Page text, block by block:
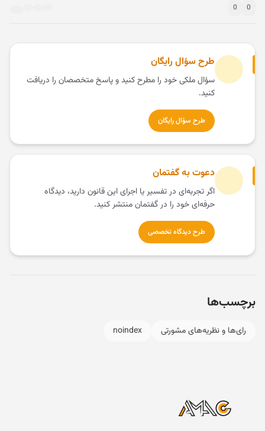
0
0
طرح سؤال رایگان
سؤال ملکی خود را مطرح کنید و پاسخ متخصصان را دریافت
کنید.
طرح سؤال رایگان
دعوت به گفتمان
اگر تجربه‌ای در تفسیر یا اجرای این قانون دارید، دیدگاه
حرفه‌ای خود را در گفتمان منتشر کنید.
طرح دیدگاه تخصصی
برچسب‌ها
رای‌ها و نظریه‌های مشورتی noindex